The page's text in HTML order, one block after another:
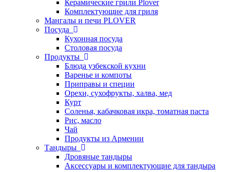
Керамические грили Plover
Комплектующие для гриля
Мангалы и печи PLOVER
Посуда
Кухонная посуда
Столовая посуда
Продукты
Блюда узбекской кухни
Варенье и компоты
Приправы и специи
Орехи, сухофрукты, халва, мед
Курт
Соленья, кабачковая икра, томатная паста
Рис, масло
Чай
Продукты из Армении
Тандыры
Дровяные тандыры
Аксессуары и комплектующие для тандыра